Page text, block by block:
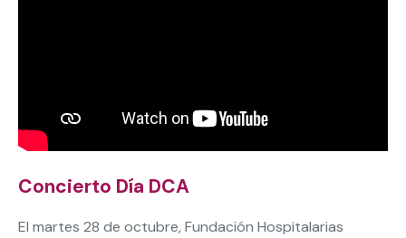
Concierto Día DCA
El martes 28 de octubre, Fundación Hospitalarias